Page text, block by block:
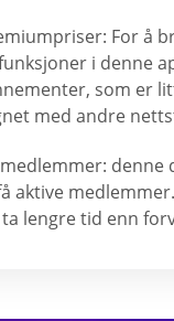
For å
i denne
som er
med andre
denne
aktive
lengre tid enn